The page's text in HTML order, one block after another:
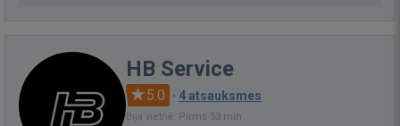
HB Service
5.0 · 4 atsauksmes
Bija vietnē: Pirms 53 min.